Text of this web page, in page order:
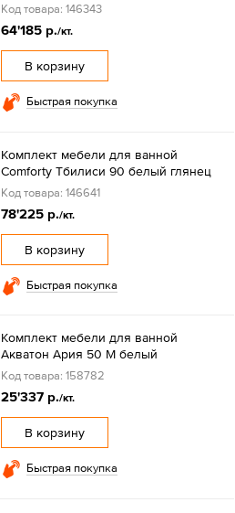
Код товара: 146343
64'185 р./кт.
В корзину
Быстрая покупка
Комплект мебели для ванной
Comforty Тбилиси 90 белый глянец
Код товара: 146641
78'225 р./кт.
В корзину
Быстрая покупка
Комплект мебели для ванной
Акватон Ария 50 М белый
Код товара: 158782
25'337 р./кт.
В корзину
Быстрая покупка